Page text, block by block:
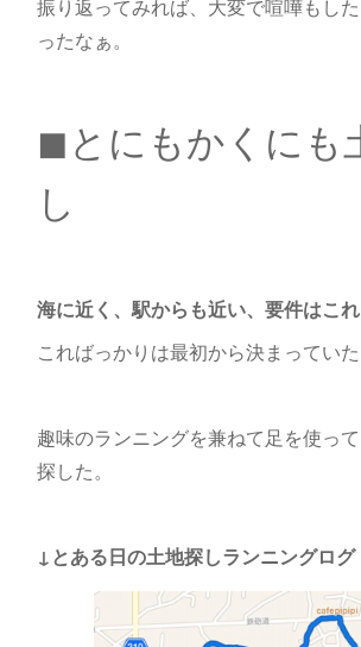
振り返ってみれば、大変で喧嘩もし
ったなぁ。
◼︎とにもかくにも
し
海に近く、駅からも近い、要件はこれ
こればっかりは最初から決まっていた
趣味のランニングを兼ねて足を使っ
探した。
↓とある日の土地探しランニングログ